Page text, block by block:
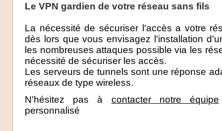
Le VPN gardien de votre réseau sans fils
La nécessité de sécuriser l'accès a votre
dès lors que vous envisagez l'installation
les nombreuses attaques possible via les
nécessité de sécuriser les accès.
Les serveurs de tunnels sont une réponse
réseaux de type wireless.
N'hésitez pas à contacter notre équipe
personnalisé